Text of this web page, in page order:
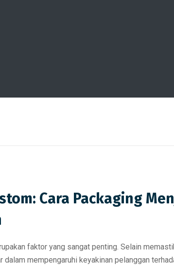
Cara Packaging
faktor yang sangat penting. Selain
mempengaruhi keyakinan pelanggan